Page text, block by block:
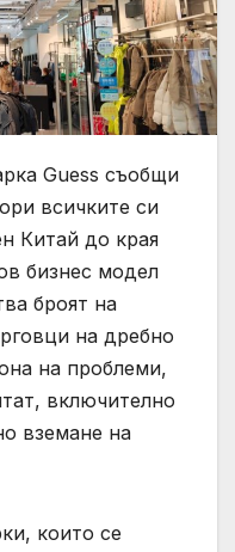
Guess съобщи
всичките си
Китай до края
бизнес модел
броят на
на дребно
на проблеми,
включително
вземане на
които се